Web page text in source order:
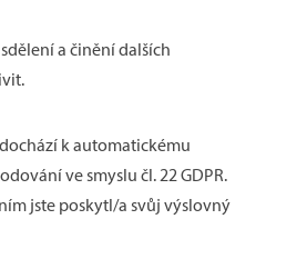
a činění dalších
k automatickému
ve smyslu čl. 22 GDPR.
jste poskytl/a svůj výslovný